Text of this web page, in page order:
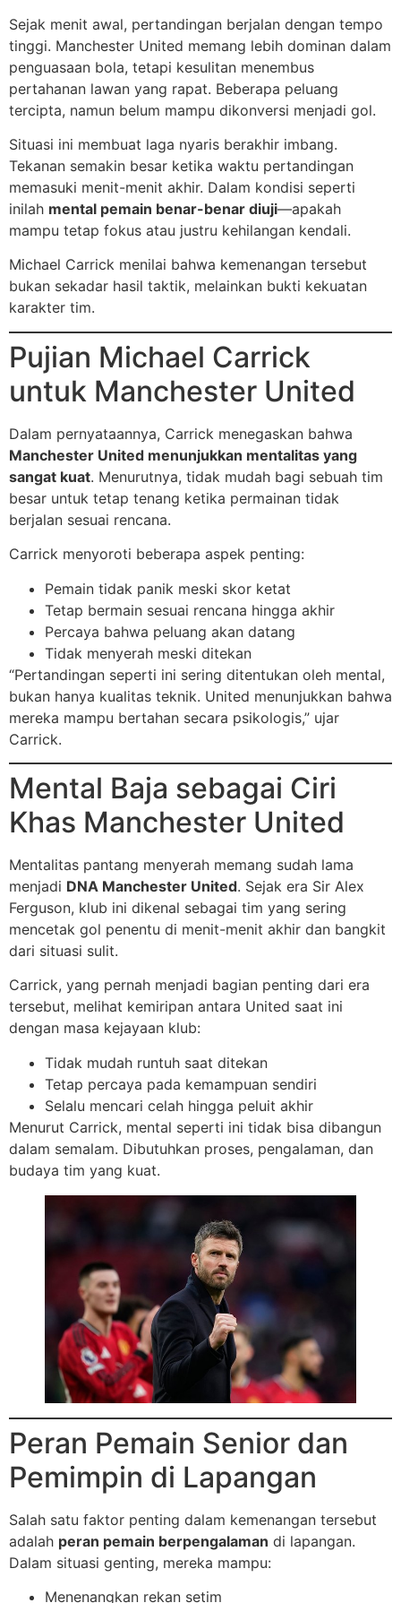
Sejak menit awal, pertandingan berjalan dengan tempo
tinggi. Manchester United memang lebih dominan dalam
penguasaan bola, tetapi kesulitan menembus
pertahanan lawan yang rapat. Beberapa peluang
tercipta, namun belum mampu dikonversi menjadi gol.
Situasi ini membuat laga nyaris berakhir imbang.
Tekanan semakin besar ketika waktu pertandingan
memasuki menit-menit akhir. Dalam kondisi seperti
inilah mental pemain benar-benar diuji—apakah
mampu tetap fokus atau justru kehilangan kendali.
Michael Carrick menilai bahwa kemenangan tersebut
bukan sekadar hasil taktik, melainkan bukti kekuatan
karakter tim.
Pujian Michael Carrick
untuk Manchester United
Dalam pernyataannya, Carrick menegaskan bahwa
Manchester United menunjukkan mentalitas yang
sangat kuat. Menurutnya, tidak mudah bagi sebuah tim
besar untuk tetap tenang ketika permainan tidak
berjalan sesuai rencana.
Carrick menyoroti beberapa aspek penting:
Pemain tidak panik meski skor ketat
Tetap bermain sesuai rencana hingga akhir
Percaya bahwa peluang akan datang
Tidak menyerah meski ditekan
“Pertandingan seperti ini sering ditentukan oleh mental,
bukan hanya kualitas teknik. United menunjukkan bahwa
mereka mampu bertahan secara psikologis,” ujar
Carrick.
Mental Baja sebagai Ciri
Khas Manchester United
Mentalitas pantang menyerah memang sudah lama
menjadi DNA Manchester United. Sejak era Sir Alex
Ferguson, klub ini dikenal sebagai tim yang sering
mencetak gol penentu di menit-menit akhir dan bangkit
dari situasi sulit.
Carrick, yang pernah menjadi bagian penting dari era
tersebut, melihat kemiripan antara United saat ini
dengan masa kejayaan klub:
Tidak mudah runtuh saat ditekan
Tetap percaya pada kemampuan sendiri
Selalu mencari celah hingga peluit akhir
Menurut Carrick, mental seperti ini tidak bisa dibangun
dalam semalam. Dibutuhkan proses, pengalaman, dan
budaya tim yang kuat.
Peran Pemain Senior dan
Pemimpin di Lapangan
Salah satu faktor penting dalam kemenangan tersebut
adalah peran pemain berpengalaman di lapangan.
Dalam situasi genting, mereka mampu:
Menenangkan rekan setim